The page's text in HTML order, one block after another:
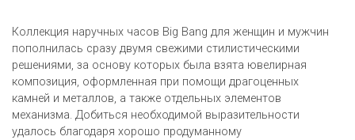
Коллекция наручных часов Big Bang для женщин и мужчин
пополнилась сразу двумя свежими стилистическими
решениями, за основу которых была взята ювелирная
композиция, оформленная при помощи драгоценных
камней и металлов, а также отдельных элементов
механизма. Добиться необходимой выразительности
удалось благодаря хорошо продуманному